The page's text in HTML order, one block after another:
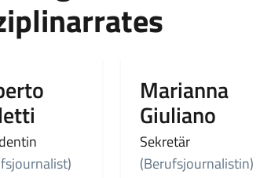
Marianna
Giuliano
Sekretär
(Berufsjournalistin)